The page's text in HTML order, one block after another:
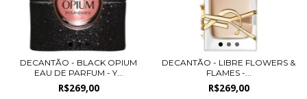
DECANTÃO - BLACK OPIUM
EAU DE PARFUM - Y...
R$269,00
DECANTÃO - LIBRE FLOWERS &
FLAMES -...
R$269,00